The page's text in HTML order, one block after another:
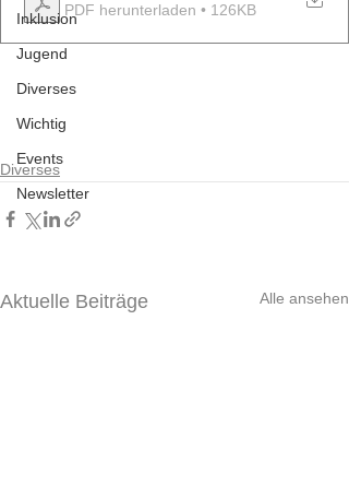
Inklusion
Jugend
Diverses
Wichtig
Events
Newsletter
PDF herunterladen • 126KB
Diverses
Aktuelle Beiträge Alle ansehen